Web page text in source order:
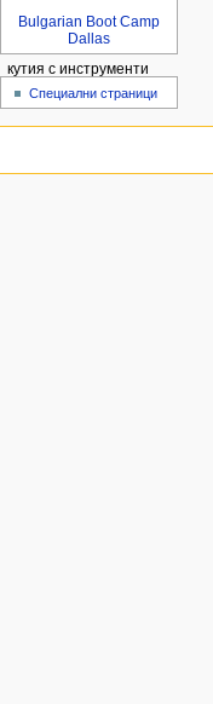
Bulgarian Boot Camp
Dallas
кутия с инструменти
Специални страници